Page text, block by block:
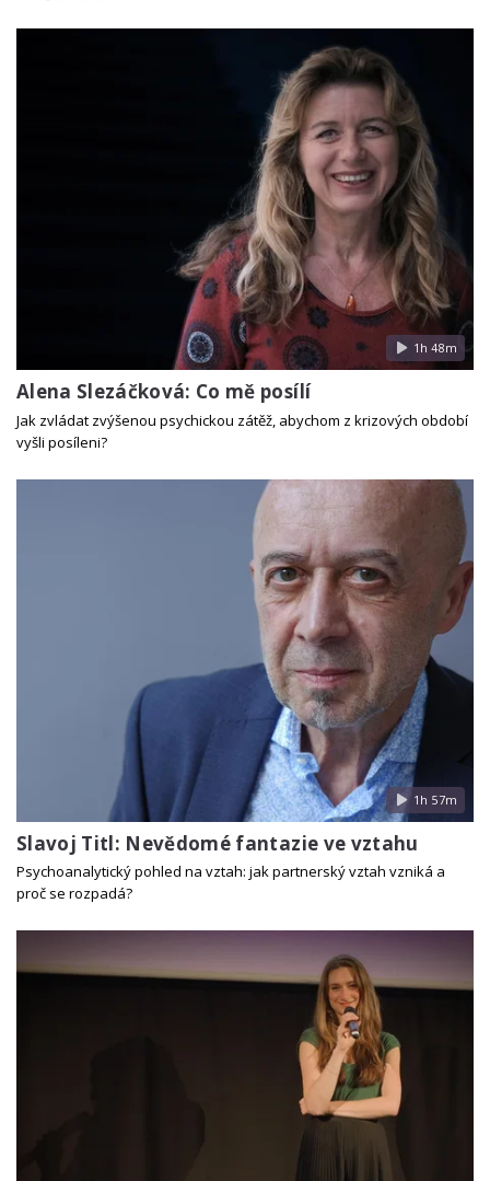
1h 48m
Alena Slezáčková: Co mě posílí
Jak zvládat zvýšenou psychickou zátěž, abychom z krizových období
vyšli posíleni?
1h 57m
Slavoj Titl: Nevědomé fantazie ve vztahu
Psychoanalytický pohled na vztah: jak partnerský vztah vzniká a
proč se rozpadá?